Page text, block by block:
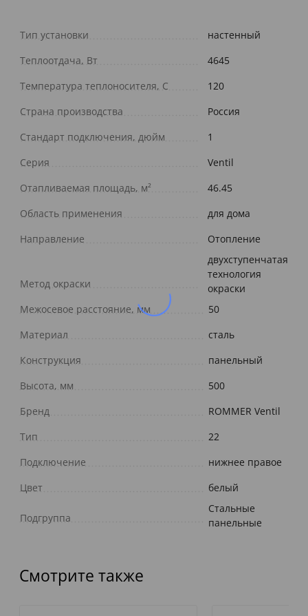
Тип установки
настенный
Теплоотдача, Вт
4645
Температура теплоносителя, С
120
Страна производства
Россия
Стандарт подключения, дюйм
1
Серия
Ventil
Отапливаемая площадь, м²
46.45
Область применения
для дома
Направление
Отопление
Метод окраски
двухступенчатая
технология
окраски
Межосевое расстояние, мм
50
Материал
сталь
Конструкция
панельный
Высота, мм
500
Бренд
ROMMER Ventil
Тип
22
Подключение
нижнее правое
Цвет
белый
Подгруппа
Стальные
панельные
Смотрите также